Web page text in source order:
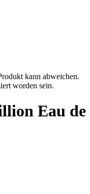
kann abweichen.
worden sein.
Eau de